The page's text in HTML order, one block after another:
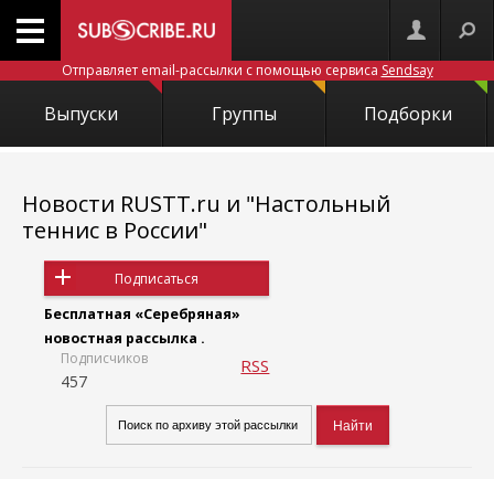
Отправляет email-рассылки с помощью сервиса Sendsay
Выпуски Группы Подборки
Новости RUSTT.ru и "Настольный
теннис в России"
Подписаться
Бесплатная «Серебряная»
новостная рассылка .
Подписчиков
457
RSS